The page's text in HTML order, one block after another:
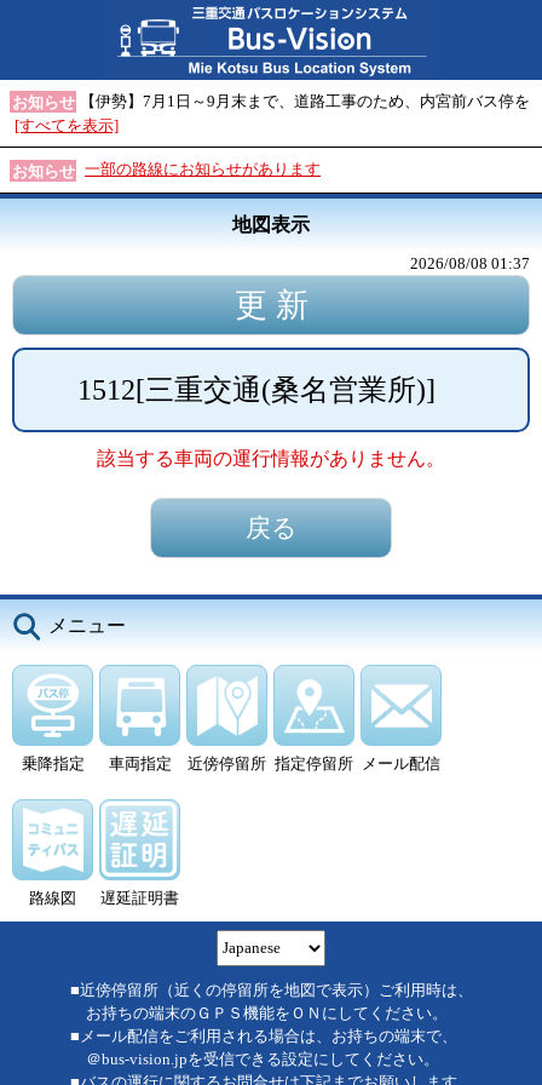
お知らせ
【伊勢】7月1日～9月末まで、道路工事のため、内宮前バス停を
[すべてを表示]
お知らせ 一部の路線にお知らせがあります
地図表示
2026/08/08 01:37
1512[三重交通(桑名営業所)]
該当する車両の運行情報がありません。
メニュー
乗降指定 車両指定 近傍停留所 指定停留所 メール配信
路線図 遅延証明書
■近傍停留所（近くの停留所を地図で表示）ご利用時は、
お持ちの端末のＧＰＳ機能をＯＮにしてください。
■メール配信をご利用される場合は、お持ちの端末で、
＠bus-vision.jpを受信できる設定にしてください。